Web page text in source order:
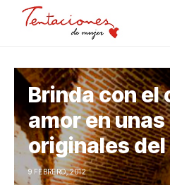
Brinda con el
amor en
originales del
9 FEBRERO, 2012